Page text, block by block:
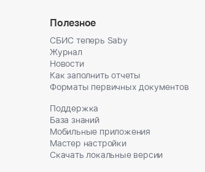
Полезное
СБИС теперь Saby
Журнал
Новости
Как заполнить отчеты
Форматы первичных документов
Поддержка
База знаний
Мобильные приложения
Мастер настройки
Скачать локальные версии